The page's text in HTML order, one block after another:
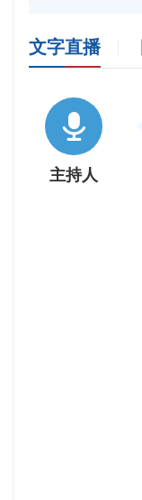
文字直播

主持人